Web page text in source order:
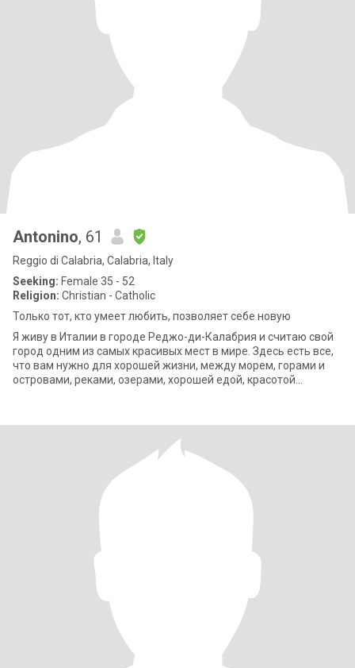
Antonino, 61
Reggio di Calabria, Calabria, Italy
Seeking: Female 35 - 52
Religion: Christian - Catholic
Только тот, кто умеет любить, позволяет себе новую
Я живу в Италии в городе Реджо-ди-Калабрия и считаю свой
город одним из самых красивых мест в мире. Здесь есть все,
что вам нужно для хорошей жизни, между морем, горами и
островами, реками, озерами, хорошей едой, красотой